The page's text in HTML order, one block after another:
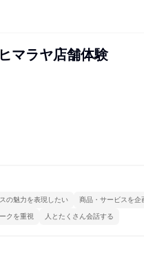
マラヤ店舗体験
の魅力を表現したい 商品・サービスを企
クを重視 人とたくさん会話する